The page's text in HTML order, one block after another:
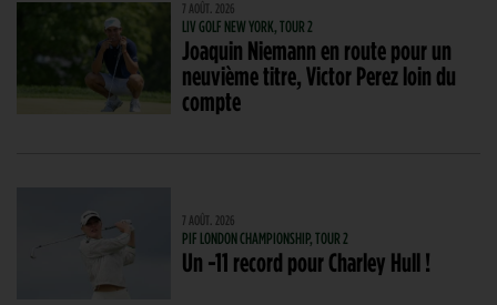
7 AOÛT. 2026
LIV GOLF NEW YORK, TOUR 2
Joaquin Niemann en route pour un
neuvième titre, Victor Perez loin du
compte
7 AOÛT. 2026
PIF LONDON CHAMPIONSHIP, TOUR 2
Un -11 record pour Charley Hull !